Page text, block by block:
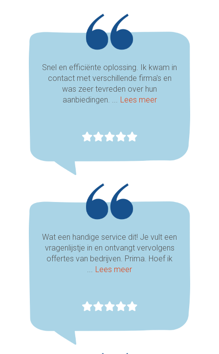
Snel en efficiënte oplossing. Ik kwam in
contact met verschillende firma's en
was zeer tevreden over hun
aanbiedingen. ... Lees meer
Wat een handige service dit! Je vult een
vragenlijstje in en ontvangt vervolgens
offertes van bedrijven. Prima. Hoef ik
... Lees meer